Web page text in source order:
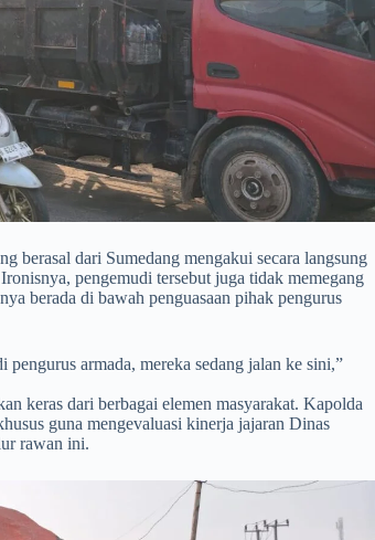
berasal dari Sumedang mengakui secara langsung
pengemudi tersebut juga tidak memegang
berada di bawah penguasaan pihak pengurus
armada, mereka sedang jalan ke sini,”
keras dari berbagai elemen masyarakat. Kapolda
guna mengevaluasi kinerja jajaran Dinas
rawan ini.